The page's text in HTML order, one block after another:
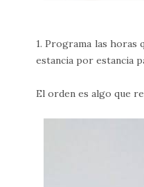
1. Programa las horas
estancia por estancia
El orden es algo que